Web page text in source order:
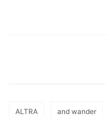
ALTRA and wander